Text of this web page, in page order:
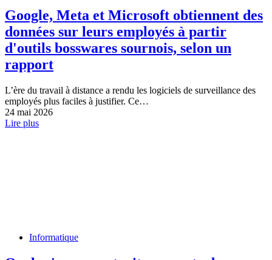
Google, Meta et Microsoft obtiennent des
données sur leurs employés à partir
d'outils bosswares sournois, selon un
rapport
L’ère du travail à distance a rendu les logiciels de surveillance des
employés plus faciles à justifier. Ce…
24 mai 2026
Lire plus
Informatique